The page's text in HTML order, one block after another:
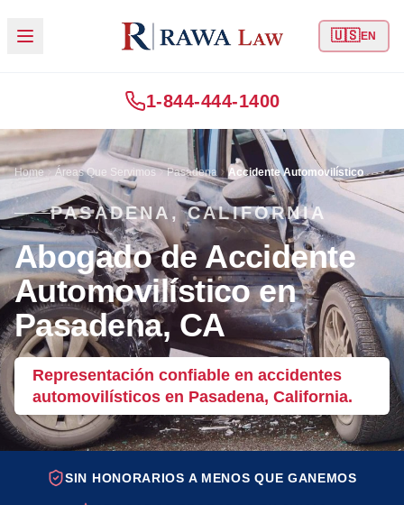
🇺🇸EN
1-844-444-1400
Home Áreas Que Servimos Pasadena Accidente Automovilístico
PASADENA, CALIFORNIA
Abogado de Accidente
Automovilístico en
Pasadena, CA
Representación confiable en accidentes
automovilísticos en Pasadena, California.
SIN HONORARIOS A MENOS QUE GANEMOS